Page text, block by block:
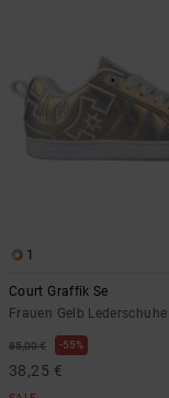
1
Court Graffik Se
Frauen Gelb Lederschuhe
85,00 € 55%
38,25 €